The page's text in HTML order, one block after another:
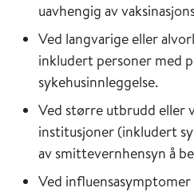
uavhengig av
Ved langvarige eller
inkludert personer med
sykehusinnleggelse.
Ved større utbrudd eller
institusjoner (inkludert
av smittevernhensyn å
Ved